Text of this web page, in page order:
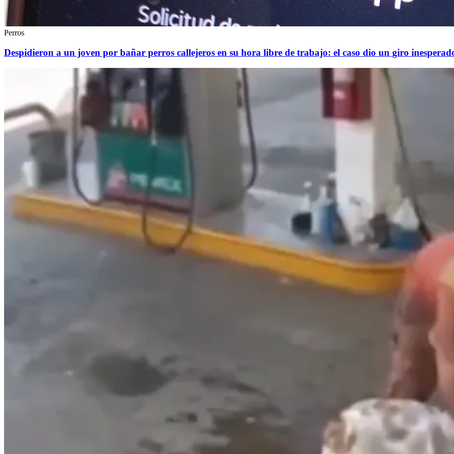
Perros
Despidieron a un joven por bañar perros callejeros en su hora libre de trabajo: el caso dio un giro